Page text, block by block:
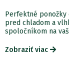
Perfektné ponožky
pred chladom a
spoločníkom na
Zobraziť viac